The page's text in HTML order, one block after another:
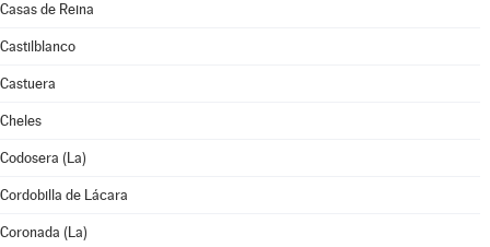
Casas de Reina
Castilblanco
Castuera
Cheles
Codosera (La)
Cordobilla de Lácara
Coronada (La)